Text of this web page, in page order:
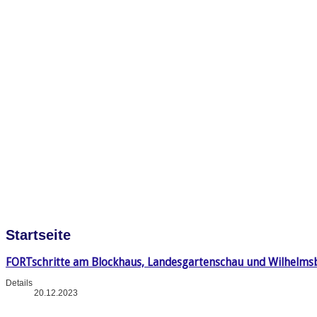
Startseite
FORTschritte am Blockhaus, Landesgartenschau und
Details
20.12.2023